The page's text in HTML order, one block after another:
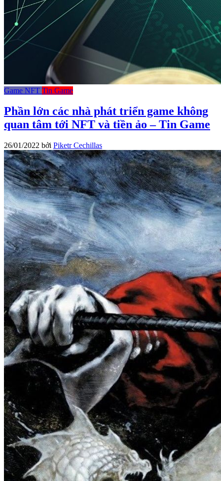
Game NFT Tin Game
Phần lớn các nhà phát triển game không
quan tâm tới NFT và tiền ảo – Tin Game
26/01/2022 bởi Piketr Cechillas